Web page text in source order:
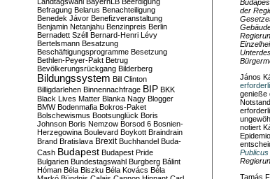
der
János
genieße
notiert
Publicus
Tamás
Befragung Belarus Benachteiligung
Benedek Jávor Benefizveranstaltung
Benjamin Netanjahu Benzinpreis Berlin
Bernadett Széll Bernard-Henri Lévy
Bertelsmann Besatzung
Beschäftigungsprogramme Besetzung
Bethlen-Peyer-Pakt Betrug
Bevölkerungsrückgang Bilderberg
Bildungssystem Bill Clinton
Billigdarlehen Binnennachfrage BIP BKK
Black Lives Matter Blanka Nagy Blogger
BMW Bodenmafia Bokros-Paket
Bolschewismus Bootsunglück Boris
Johnson Boris Nemzow Borsod 6 Bosnien-
Herzegowina Boulevard Boykott Braindrain
Brand Bratislava Brexit Buchhandel Buda-
Cash Budapest Budapest Pride
Bulgarien Bundestagswahl Burgberg Bálint
Hóman Béla Biszku Béla Kovács Béla